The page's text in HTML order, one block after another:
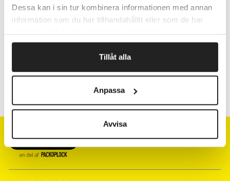
Dessa kan i sin tur kombinera informationen med annan
information som du har tillhandahållit eller som de har
Tillåt alla
Anpassa
Avvisa
38
57